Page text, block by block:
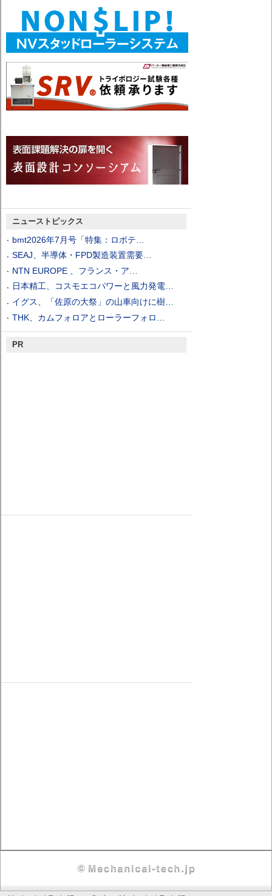
ニューストピックス
bmt2026年7月号「特集：ロボテ…
SEAJ、半導体・FPD製造装置需要…
NTN EUROPE 、フランス・ア…
日本精工、コスモエコパワーと風力発電…
イグス、「佐原の大祭」の山車向けに樹…
THK、カムフォロアとローラーフォロ…
PR